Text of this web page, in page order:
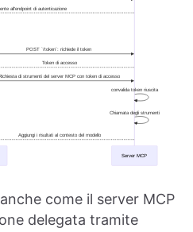
come il server MCP
delegata tramite